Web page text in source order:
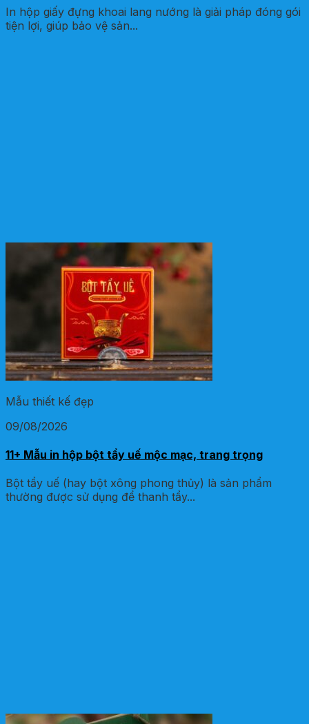
In hộp giấy đựng khoai lang nướng là giải pháp đóng gói
tiện lợi, giúp bảo vệ sản...
Mẫu thiết kế đẹp
09/08/2026
11+ Mẫu in hộp bột tẩy uế mộc mạc, trang trọng
Bột tẩy uế (hay bột xông phong thủy) là sản phẩm
thường được sử dụng để thanh tẩy...